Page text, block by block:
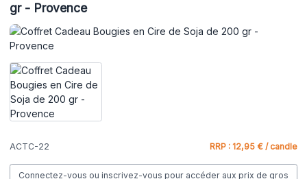
gr - Provence
ACTC-22 RRP : 12,95 € / candle
Connectez-vous ou inscrivez-vous pour accéder aux prix de gros